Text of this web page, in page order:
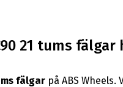
21 tums fälgar
fälgarpå ABS